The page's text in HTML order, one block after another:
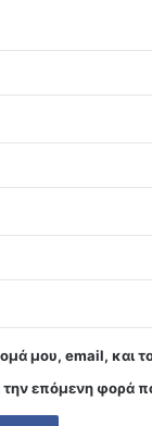
μου, email, και
την επόμενη φορά